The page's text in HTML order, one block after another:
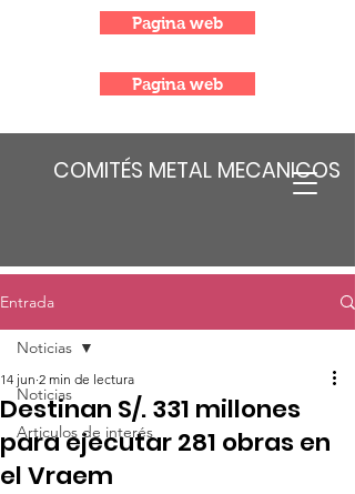
COMITÉS METAL MECANICOS
Pagina web
Pagina web
Entrada
Noticias
Articulos de interés
Noticias
Destinan S/. 331 millones
para ejecutar 281 obras en
el Vraem
14 jun 2 min de lectura